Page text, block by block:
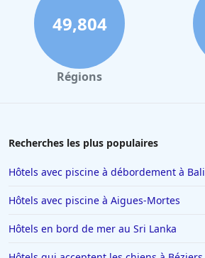
Hôtels à Tours
Hôtels à Concarneau
Hôtels à Saintes
Hôtels à Aix-les-Bains
Hôtels à Ténériffe
Hôtels à Plailly
49,804
Régions
Recherches les plus populaires
Hôtels avec piscine à débordement à Bali
Hôtels avec piscine à Aigues-Mortes
Hôtels en bord de mer au Sri Lanka